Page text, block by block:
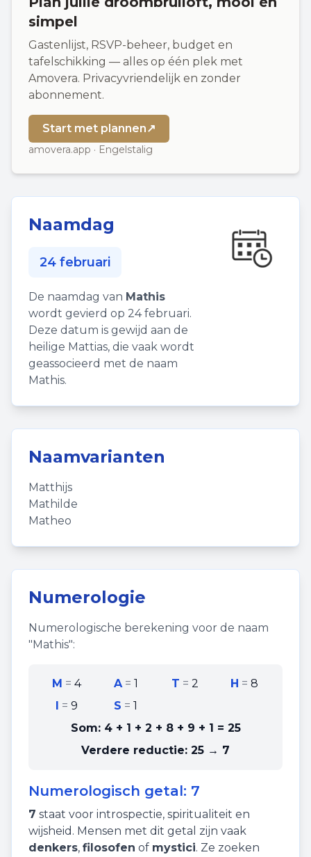
simpel
Gastenlijst, RSVP-beheer, budget en
tafelschikking — alles op één plek met
Amovera. Privacyvriendelijk en zonder
abonnement.
Start met plannen↗
amovera.app · Engelstalig
Naamdag
24 februari
De naamdag van Mathis
wordt gevierd op 24 februari.
Deze datum is gewijd aan de
heilige Mattias, die vaak wordt
geassocieerd met de naam
Mathis.
Naamvarianten
Matthijs
Mathilde
Matheo
Numerologie
Numerologische berekening voor de naam
"Mathis":
M = 4 A= 1 T =2 H =8
I = 9 S =1
Som: 4 + 1 + 2 + 8 + 9 + 1 = 25
Verdere reductie: 25 → 7
Numerologisch getal: 7
7 staat voor introspectie, spiritualiteit en
wijsheid . Mensen met dit getal zijn vaak
denkers, filosofen of mystici. Ze zoeken